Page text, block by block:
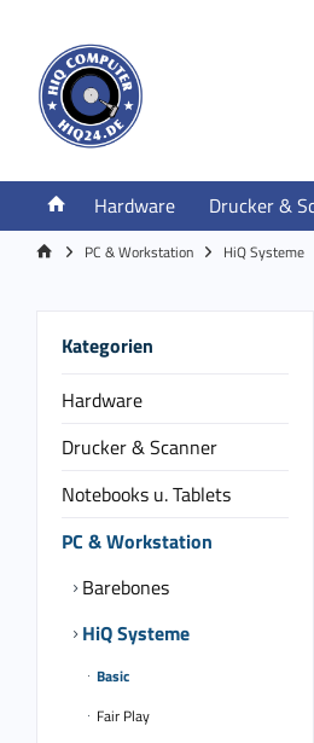
Hardware Drucker &
PC & Workstation HiQ Systeme
Kategorien
Hardware
Drucker & Scanner
Notebooks u. Tablets
PC & Workstation
Barebones
HiQ Systeme
Basic
Fair Play